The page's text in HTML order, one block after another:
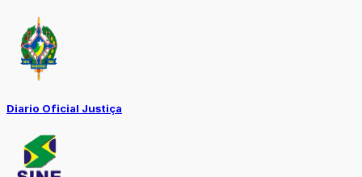
Diario Oficial Justiça